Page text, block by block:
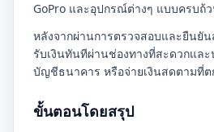
GoPro และอุปกรณ์ต่างๆ แบบครบถ้
หลังจากผ่านการตรวจสอบและยืนยั
รับเงินทันทีผ่านช่องทางที่สะดวกแล
บัญชีธนาคาร หรือจ่ายเงินสดตามที่ต
ขั้นตอนโดยสรุป